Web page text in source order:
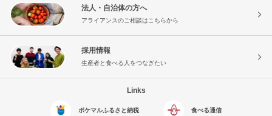
法人・自治体の方へ
アライアンスのご相談はこちらから
採用情報
生産者と食べる人をつなぎたい
Links
ポケマルふるさと納税 食べる通信